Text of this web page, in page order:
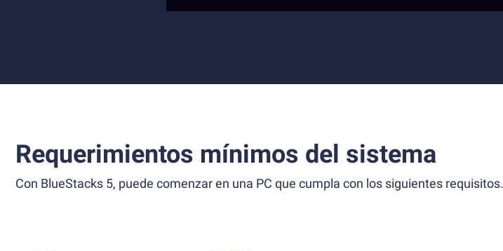
Requerimientos mínimos del sistema
Con BlueStacks 5, puede comenzar en una PC que cumpla con los siguientes requisitos.